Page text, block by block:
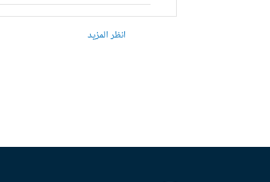
انظر المزيد